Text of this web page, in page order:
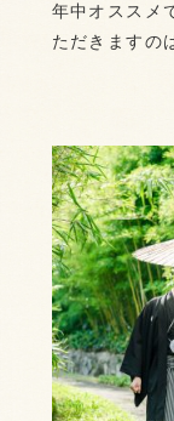
年中オススメ
ただきますの